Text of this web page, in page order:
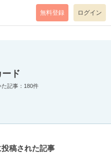
mode=return level=notice
無料登録 ログイン
ド
た記事：180件
稿された記事